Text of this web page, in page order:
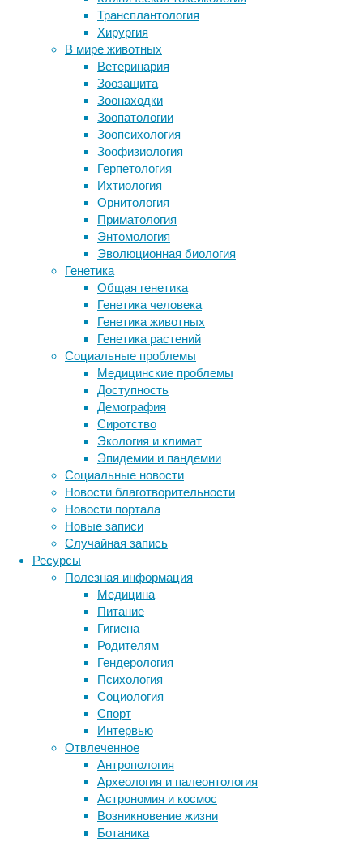
Трансплантология
Хирургия
В мире животных
Ветеринария
Зоозащита
Зоонаходки
Зоопатологии
Зоопсихология
Зоофизиология
Герпетология
Ихтиология
Орнитология
Приматология
Энтомология
Эволюционная биология
Генетика
Общая генетика
Генетика человека
Генетика животных
Генетика растений
Социальные проблемы
Медицинские проблемы
Доступность
Демография
Сиротство
Экология и климат
Эпидемии и пандемии
Социальные новости
Новости благотворительности
Новости портала
Новые записи
Случайная запись
Ресурсы
Полезная информация
Медицина
Питание
Гигиена
Родителям
Гендерология
Психология
Социология
Спорт
Интервью
Отвлеченное
Антропология
Археология и палеонтология
Астрономия и космос
Возникновение жизни
Ботаника
26/06/2024,
12:16
26/06/2024
климат,
природа,
экология
Начиная
2003
года
частота
экстремальных
пожаров
выросла
в
раза,
сила
раза.
Наибольшую
опасность
они
представляют
для
России
и
стран
Северной
Америки,
сосредоточены
массивы
бореальных
умеренных
лесов.
От загрязненного воздуха береза
стала более аллергенной
Связь фторирования воды со
снижением интеллекта опровергли в
крупном исследовании
Индоевропейским языкам уточняют
генеалогию
Человек с редкой формой слепоты
— видит лишь движущиеся объекты
Следите за новостями
Метки
ДНК бактерии биология
биотехнология вирусы восприятие
генетика дети
здоровье